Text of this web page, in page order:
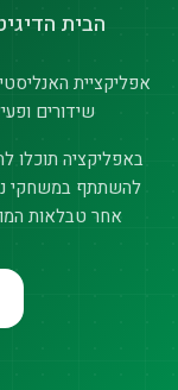
הבית
אפליקציית
שידורים
באפליקציה תוכלו
להשתתף במשחקי
אחר טבלאות